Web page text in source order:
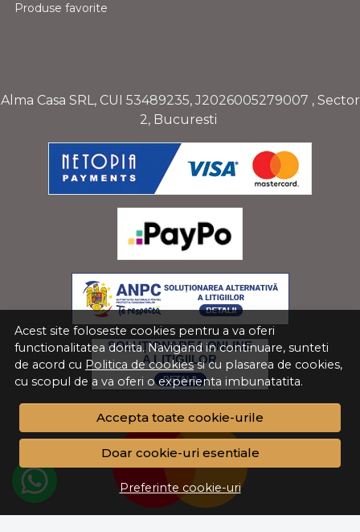
Acest site foloseste cookies pentru a va oferi
functionalitatea dorita. Navigand in continuare, sunteti
de acord cu Politica de cookiessi cu plasarea de cookies,
cu scopul de a va oferi o experienta imbunatatita.
Accepta toate cookie-urile
Doar cookie-uri esentiale
Preferinte cookie-uri
Produse favorite
Alma Casa SRL, CUI 53489235, J2026005279007 , Sector
2, Bucuresti